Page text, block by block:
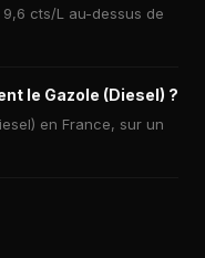
cts/L au-dessus de
le Gazole (Diesel) ?
en France, sur un